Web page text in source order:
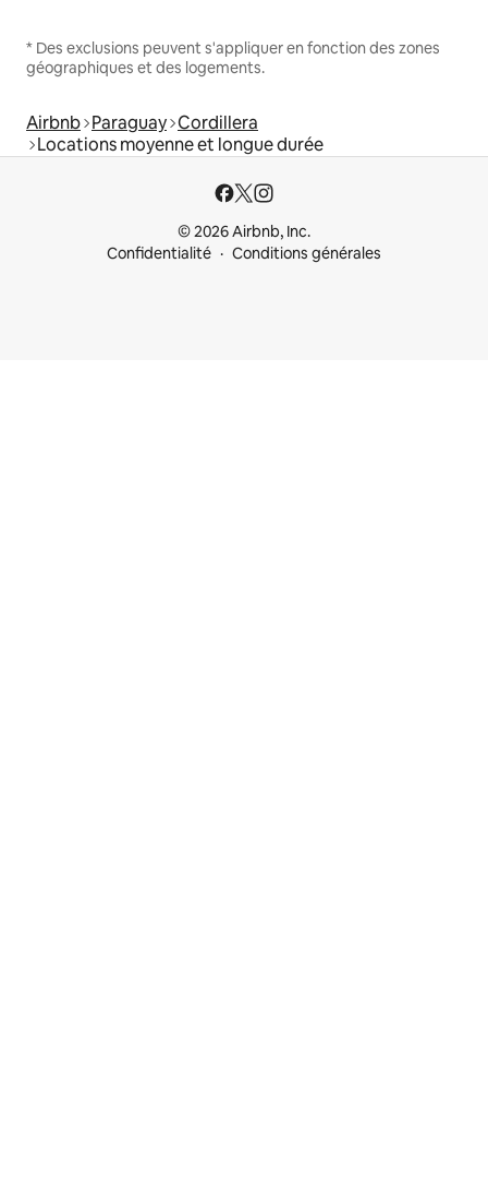
* Des exclusions peuvent s'appliquer en fonction des zones
géographiques et des logements.
Airbnb Paraguay Cordillera
Locations moyenne et longue durée
© 2026 Airbnb, Inc.
Confidentialité
Conditions générales